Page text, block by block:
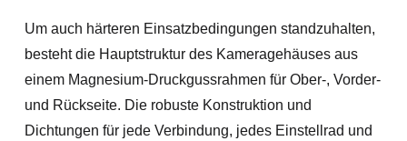
Um auch härteren Einsatzbedingungen standzuhalten,
besteht die Hauptstruktur des Kameragehäuses aus
einem Magnesium-Druckgussrahmen für Ober-, Vorder-
und Rückseite. Die robuste Konstruktion und
Dichtungen für jede Verbindung, jedes Einstellrad und